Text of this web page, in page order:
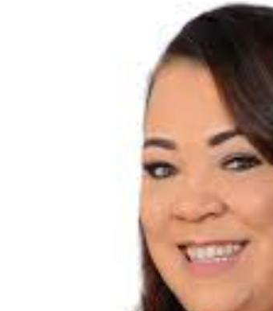
Residentes en San Juan
El magistrado Henry Molina
​Domingo Plácido critica la
Graduación XII Promoción
Fellito Suberví asegura en
Hipótesis policial sobre atentado
CESDN urge fortalecer el
Cacerolazos, gomas quemadas y
Roberto Ángel Salcedo anuncia